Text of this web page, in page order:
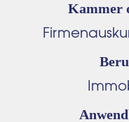
Kammer